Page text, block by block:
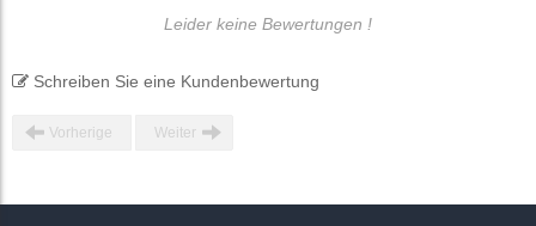
Leider keine Bewertungen !
Schreiben Sie eine Kundenbewertung
Vorherige Weiter